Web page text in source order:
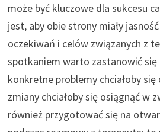
może być kluczowe dla sukcesu
jest, aby obie strony miały
oczekiwań i celów związanych z
spotkaniem warto zastanowić się
konkretne problemy chciałoby
zmiany chciałoby się osiągnąć w
również przygotować się na